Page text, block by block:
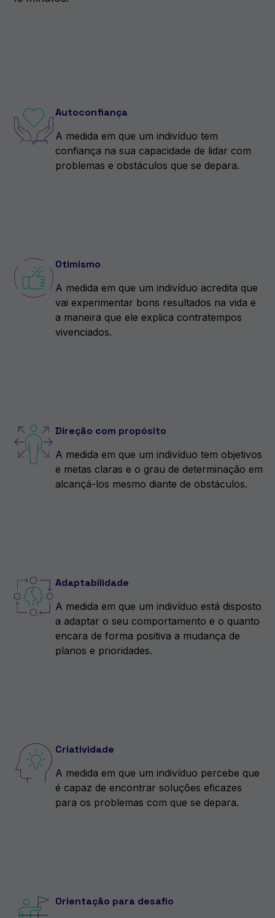
Autoconfiança
A medida em que um indivíduo tem
confiança na sua capacidade de lidar com
problemas e obstáculos que se depara.
Otimismo
A medida em que um indivíduo acredita que
vai experimentar bons resultados na vida e
a maneira que ele explica contratempos
vivenciados.
Direção com propósito
A medida em que um indivíduo tem objetivos
e metas claras e o grau de determinação em
alcançá-los mesmo diante de obstáculos.
Adaptabilidade
A medida em que um indivíduo está disposto
a adaptar o seu comportamento e o quanto
encara de forma positiva a mudança de
planos e prioridades.
Criatividade
A medida em que um indivíduo percebe que
é capaz de encontrar soluções eficazes
para os problemas com que se depara.
Orientação para desafio